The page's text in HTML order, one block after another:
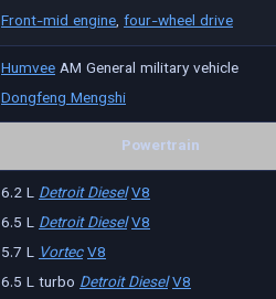
Front-mid engine, four-wheel drive
HumveeAM General military vehicle
Dongfeng Mengshi
Powertrain
6.2 LDetroit DieselV8
6.5 LDetroit DieselV8
5.7 LVortecV8
6.5 L turbo Detroit DieselV8